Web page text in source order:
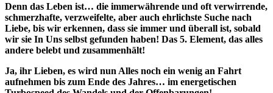
Denn das Leben ist… die immerwährende und oft verwirrende,
schmerzhafte, verzweifelte, aber auch ehrlichste Suche nach
Liebe, bis wir erkennen, dass sie immer und überall ist, sobald
wir sie In Uns selbst gefunden haben! Das 5. Element, das alles
andere belebt und zusammenhält!
Ja, ihr Lieben, es wird nun Alles noch ein wenig an Fahrt
aufnehmen bis zum Ende des Jahres… im energetischen